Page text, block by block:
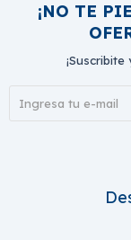
¡NO TE